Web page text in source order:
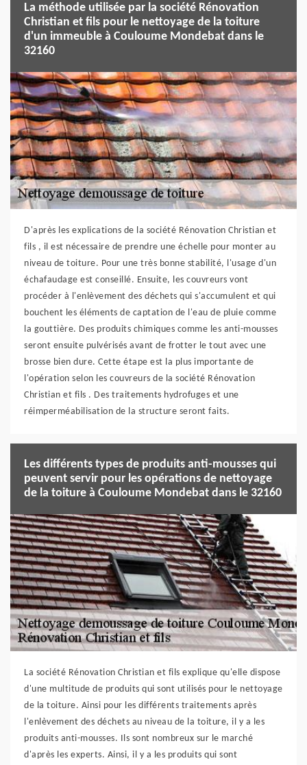
La méthode utilisée par la société Rénovation
Christian et fils pour le nettoyage de la toiture
d'un immeuble à Couloume Mondebat dans le
32160
D'après les explications de la société Rénovation Christian et
fils , il est nécessaire de prendre une échelle pour monter au
niveau de toiture. Pour une très bonne stabilité, l'usage d'un
échafaudage est conseillé. Ensuite, les couvreurs vont
procéder à l'enlèvement des déchets qui s'accumulent et qui
bouchent les éléments de captation de l'eau de pluie comme
la gouttière. Des produits chimiques comme les anti-mousses
seront ensuite pulvérisés avant de frotter le tout avec une
brosse bien dure. Cette étape est la plus importante de
l'opération selon les couvreurs de la société Rénovation
Christian et fils . Des traitements hydrofuges et une
réimperméabilisation de la structure seront faits.
Les différents types de produits anti-mousses qui
peuvent servir pour les opérations de nettoyage
de la toiture à Couloume Mondebat dans le 32160
La société Rénovation Christian et fils explique qu'elle dispose
d'une multitude de produits qui sont utilisés pour le nettoyage
de la toiture. Ainsi pour les différents traitements après
l'enlèvement des déchets au niveau de la toiture, il y a les
produits anti-mousses. Ils sont nombreux sur le marché
d'après les experts. Ainsi, il y a les produits qui sont